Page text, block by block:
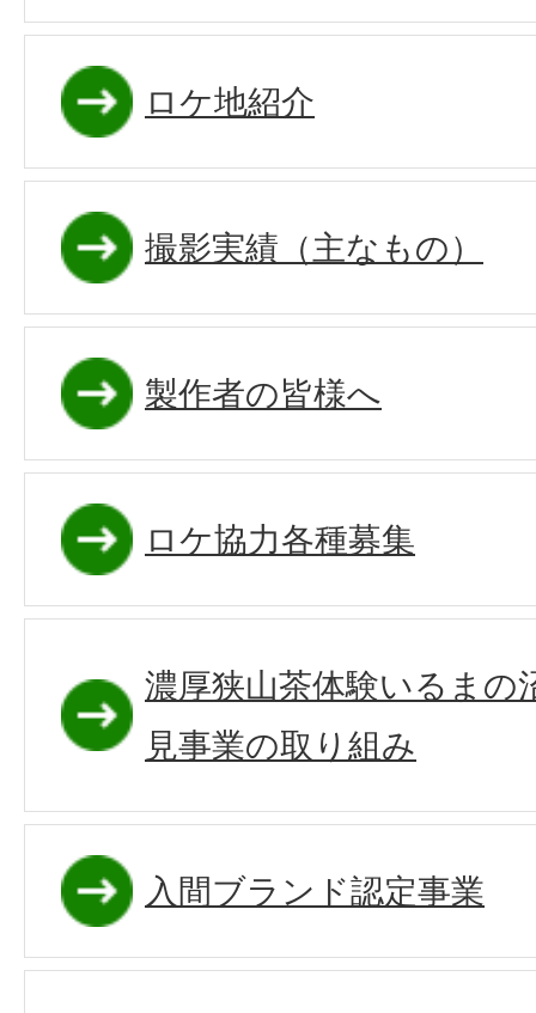
ロケ地紹介
撮影実績（主なもの）
製作者の皆様へ
ロケ協力各種募集
濃厚狭山茶体験いるまの
見事業の取り組み
入間ブランド認定事業